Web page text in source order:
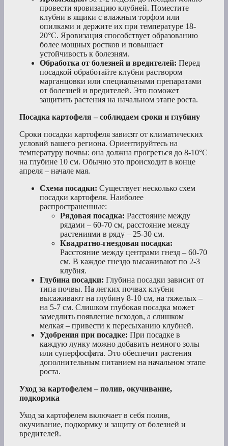
провести яровизацию клубней. Поместите
клубни в ящики с влажным торфом или
опилками и держите их при температуре 18-
20°C. Яровизация способствует образованию
более мощных ростков и повышает
устойчивость к болезням.
Обработка от болезней и вредителей: Перед
посадкой обработайте клубни раствором
марганцовки или специальными препаратами
от болезней и вредителей. Это поможет
защитить растения на начальном этапе роста.
Посадка картофеля – соблюдаем сроки и глубину
Сроки посадки картофеля зависят от климатических
условий вашего региона. Ориентируйтесь на
температуру почвы: она должна прогреться до 8-10°C
на глубине 10 см. Обычно это происходит в конце
апреля – начале мая.
Схема посадки: Существует несколько схем
посадки картофеля. Наиболее
распространенные:
Рядовая посадка: Расстояние между
рядами – 60-70 см, расстояние между
растениями в ряду – 25-30 см.
Квадратно-гнездовая посадка:
Расстояние между центрами гнезд – 60-70
см. В каждое гнездо высаживают по 2-3
клубня.
Глубина посадки: Глубина посадки зависит от
типа почвы. На легких почвах клубни
высаживают на глубину 8-10 см, на тяжелых –
на 5-7 см. Слишком глубокая посадка может
замедлить появление всходов, а слишком
мелкая – привести к пересыханию клубней.
Удобрения при посадке: При посадке в
каждую лунку можно добавить немного золы
или суперфосфата. Это обеспечит растения
дополнительным питанием на начальном этапе
роста.
Уход за картофелем – полив, окучивание,
подкормка
Уход за картофелем включает в себя полив,
окучивание, подкормку и защиту от болезней и
вредителей.